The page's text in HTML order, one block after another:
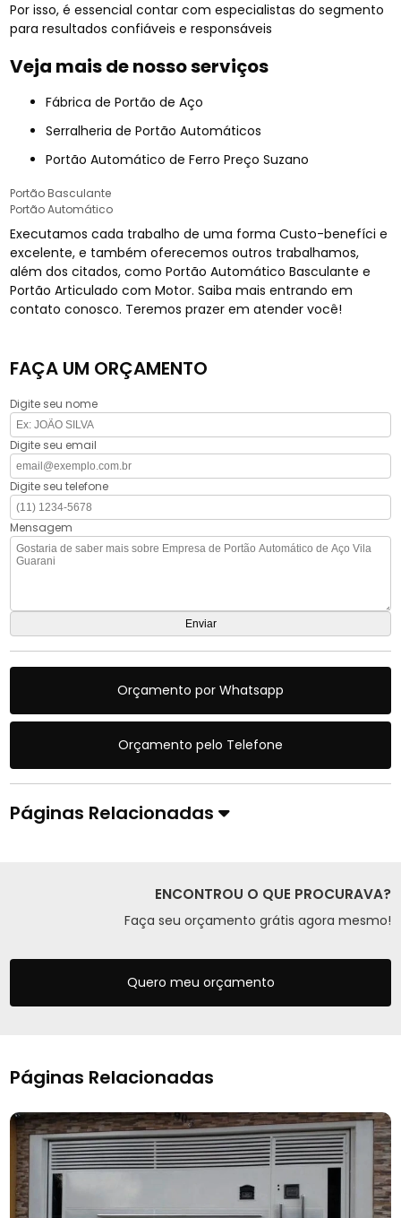
Por isso, é essencial contar com especialistas do segmento
para resultados confiáveis e responsáveis
Veja mais de nosso serviços
Fábrica de Portão de Aço
Serralheria de Portão Automáticos
Portão Automático de Ferro Preço Suzano
Portão Basculante
Portão Automático
Executamos cada trabalho de uma forma Custo-benefíci e
excelente, e também oferecemos outros trabalhamos,
além dos citados, como Portão Automático Basculante e
Portão Articulado com Motor. Saiba mais entrando em
contato conosco. Teremos prazer em atender você!
FAÇA UM ORÇAMENTO
Digite seu nome
Digite seu email
Digite seu telefone
Mensagem
Orçamento por Whatsapp
Orçamento pelo Telefone
Páginas Relacionadas
ENCONTROU O QUE PROCURAVA?
Faça seu orçamento grátis agora mesmo!
Quero meu orçamento
Páginas Relacionadas